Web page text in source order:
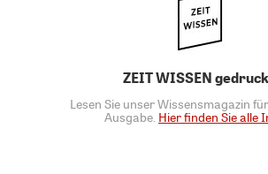
ZEIT WISSEN
Lesen Sie unser Wissensmagazin
Ausgabe. Hier finden Sie alle